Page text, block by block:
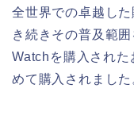
全世界での卓越し
き続きその普及範
Watchを購入され
めて購入されました